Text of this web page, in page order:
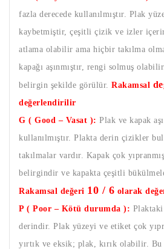
fazla derecede kullanılmıştır. Plak
kaybetmiştir, çeşitli çizik ve izler
atlama olabilir ama hiçbir takılma
kapağı aşınmıştır, rengi solmuş
belirgin şekilde görülür. Rakamsal
değerlendirilir
G ( Good – Vasat ): Plak ve kapak
kullanılmıştır. Plakta derin çizikler
takılmalar vardır. Kapak çok
belirgindir ve kapakta çeşitli
Rakamsal değeri 10 / 6 olarak
P ( Poor – Kötü durumda ):
derindir. Plak yüzeyi ve etiket çok
yırtık ve eksik; plak, kırık olabilir.